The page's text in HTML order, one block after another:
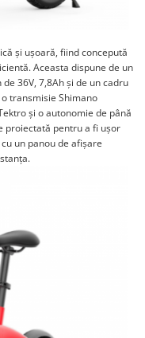
și ușoară, fiind concepută
Aceasta dispune de un
36V, 7,8Ah și de un cadru
transmisie Shimano
și o autonomie de până
proiectată pentru a fi ușor
un panou de afișare